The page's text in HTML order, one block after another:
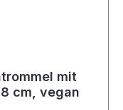
mit
cm, vegan